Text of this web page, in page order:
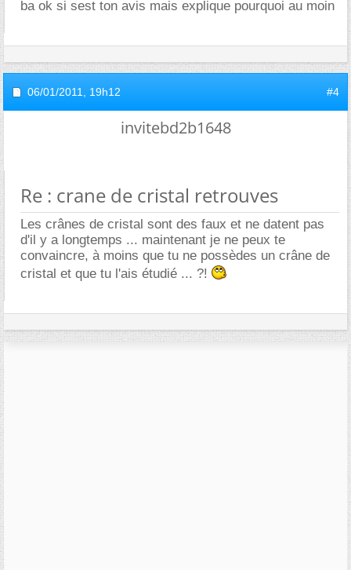
ba ok si sest ton avis mais explique pourquoi au moin
06/01/2011, 19h12 #4
invitebd2b1648
Re : crane de cristal retrouves
Les crânes de cristal sont des faux et ne datent pas
d'il y a longtemps ... maintenant je ne peux te
convaincre, à moins que tu ne possèdes un crâne de
cristal et que tu l'ais étudié ... ?!